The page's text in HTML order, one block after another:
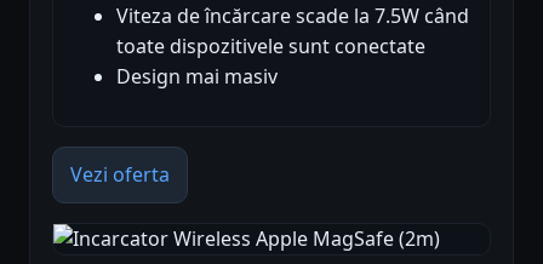
Viteza de încărcare scade la 7.5W când
toate dispozitivele sunt conectate
Design mai masiv
Vezi oferta